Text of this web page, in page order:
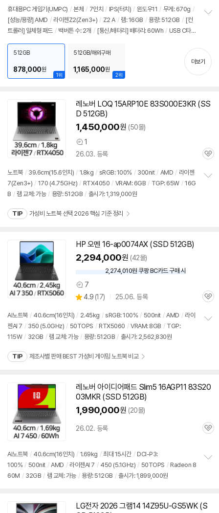
견
점
리
뷰
휴대용PC 게임기(UMPC) / 본체 / 7인치 / IPS(터치) / 윈도우11 / 무게: 670g /
[성능/용량] AMD / 라이젠Z2(Zen3+) / Z2 A / 램: 16GB / 용량: 512GB / [컨
트롤러] 일체형 패드 / 백버튼 수: 2개 / [통신/배터리] 배터리: 60Wh / USB C타
/ 진동 출시가: 799,000원
기
1위
512GB
878,000원
2위
512GB/해외구매
1,165,000원
더보기
레노버 LOQ 15ARP10E 83S000E3KR (SS
D 512GB)
1,450,000원 (50몰)
상
품
견
1
26.03. 등록
관
노트북 / 39.6cm(15.6인치) / 1.8kg / sRGB: 100% / 300nit / AMD / 라이젠
7(Zen3+) / 170 (4.75GHz) / RTX4050 / VRAM: 6GB / TGP: 65W / 16G
B / 램 교체: 가능 / 용량: 512GB / 출시가: 1,319,000원
TIP 가성비 노트북 선택 2026 핵심 기준 정리
HP 오멘 16-ap0074AX (SSD 512GB)
2,294,000원 (42몰)
우
할
인
2,274,010원 쿠팡 BC카드 구매 시
상
품
견
7
별
점
4.9 (상
리
뷰
17) 25.06. 등록
관
AI노트북 / 40.6cm(16인치) / 2.45kg / sRGB: 100% / 500nit / AMD / 라이
젠AI 7 / 350 (5.0GHz) / 50TOPS / RTX5060 / VRAM: 8GB / TGP:
115W / 32GB / 램 교체: 가능 / 용량: 512GB / 출시가: 2,562,830원
TIP 제조사별 판매 BEST 가성비 게이밍 노트북 비교
레노버 아이디어패드 Slim5 16AGP11 83S20
03MKR (SSD 512GB)
1,990,000원 (20몰)
26.02. 등록
관
AI노트북 / 40.6cm(16인치) / 1.69kg / 최대 15시간 / DCI-P3:
100% / 500nit / AMD / 라이젠AI 7 / 450 (5.1GHz) / 50TOPS / Radeon 8
60M / 32GB / 램 교체: 가능 / 용량: 512GB / 출시가: 1,899,000원
LG전자 2026 그램14 14Z95U-GS5WK (S
세부정보 열기/접기